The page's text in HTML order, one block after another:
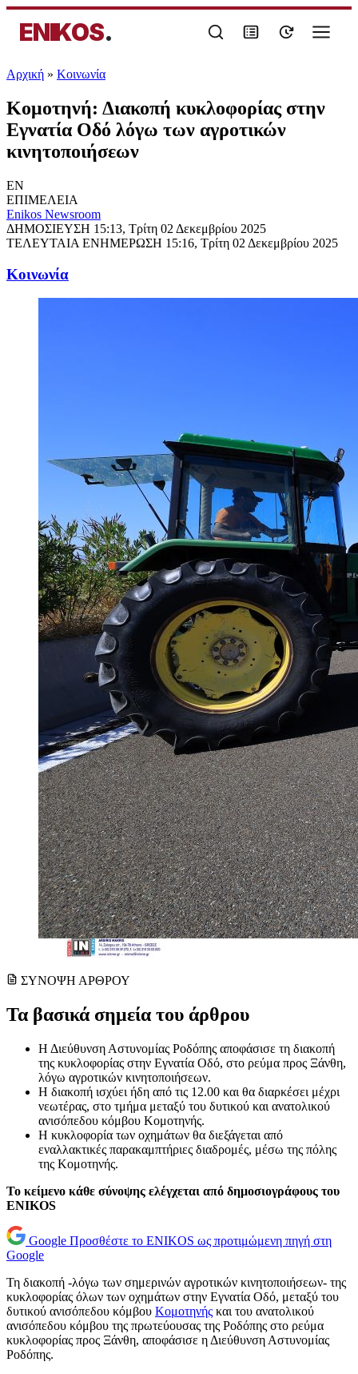
ENIKOS.
Αρχική » Κοινωνία
Κομοτηνή: Διακοπή κυκλοφορίας στην
Εγνατία Οδό λόγω των αγροτικών
κινητοποιήσεων
EN
ΕΠΙΜΕΛΕΙΑ
Enikos Newsroom
ΔΗΜΟΣΙΕΥΣΗ 15:13, Τρίτη 02 Δεκεμβρίου 2025
ΤΕΛΕΥΤΑΙΑ ΕΝΗΜΕΡΩΣΗ 15:16, Τρίτη 02 Δεκεμβρίου 2025
Κοινωνία
ΣΥΝΟΨΗ ΑΡΘΡΟΥ
Τα βασικά σημεία του άρθρου
Η Διεύθυνση Αστυνομίας Ροδόπης αποφάσισε τη διακοπή
της κυκλοφορίας στην Εγνατία Οδό, στο ρεύμα προς Ξάνθη,
λόγω αγροτικών κινητοποιήσεων.
Η διακοπή ισχύει ήδη από τις 12.00 και θα διαρκέσει μέχρι
νεωτέρας, στο τμήμα μεταξύ του δυτικού και ανατολικού
ανισόπεδου κόμβου Κομοτηνής.
Η κυκλοφορία των οχημάτων θα διεξάγεται από
εναλλακτικές παρακαμπτήριες διαδρομές, μέσω της πόλης
της Κομοτηνής.
Το κείμενο κάθε σύνοψης ελέγχεται από δημοσιογράφους του
ENIKOS
Google Προσθέστε το ENIKOS ως προτιμώμενη πηγή στη
Google
Τη διακοπή -λόγω των σημερινών αγροτικών κινητοποιήσεων- της
κυκλοφορίας όλων των οχημάτων στην Εγνατία Οδό, μεταξύ του
δυτικού ανισόπεδου κόμβου Κομοτηνής και του ανατολικού
ανισόπεδου κόμβου της πρωτεύουσας της Ροδόπης στο ρεύμα
κυκλοφορίας προς Ξάνθη, αποφάσισε η Διεύθυνση Αστυνομίας
Ροδόπης.